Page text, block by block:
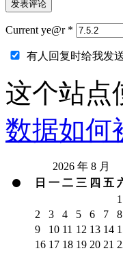
Current ye@r *
有人回复时给我发
这个站点
数据如何
2026 年 8 月
日 一 二 三 四 五
1
2
3 4 5 6 7
8
9
10 11 12 13 14
16 17 18 19 20 21